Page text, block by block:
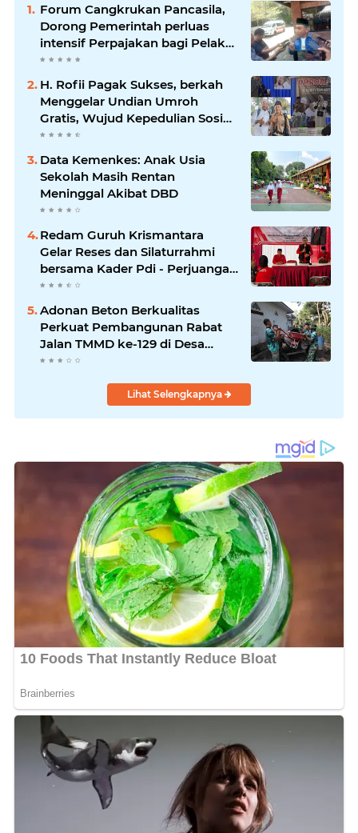
Forum Cangkrukan Pancasila,
Dorong Pemerintah perluas
intensif Perpajakan bagi Pelaku
Usaha UMKM.
H. Rofii Pagak Sukses, berkah
Menggelar Undian Umroh
Gratis, Wujud Kepedulian Sosial
berbagi.
Data Kemenkes: Anak Usia
Sekolah Masih Rentan
Meninggal Akibat DBD
Redam Guruh Krismantara
Gelar Reses dan Silaturrahmi
bersama Kader Pdi - Perjuangan
Se -Kecamatan Lawang.
Adonan Beton Berkualitas
Perkuat Pembangunan Rabat
Jalan TMMD ke-129 di Desa
Ledoktempuro
Lihat Selengkapnya